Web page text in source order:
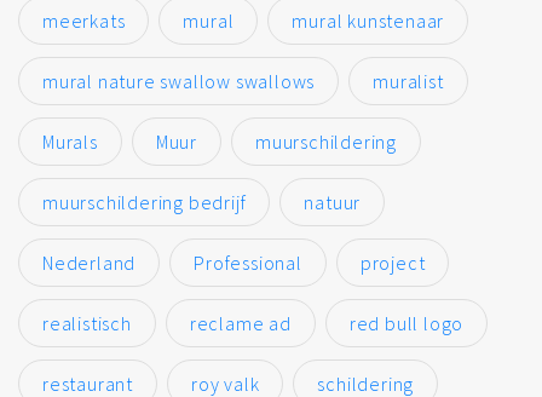
meerkats mural mural kunstenaar
mural nature swallow swallows muralist
Murals Muur muurschildering
muurschildering bedrijf natuur
Nederland Professional project
realistisch reclame ad red bull logo
restaurant roy valk schildering